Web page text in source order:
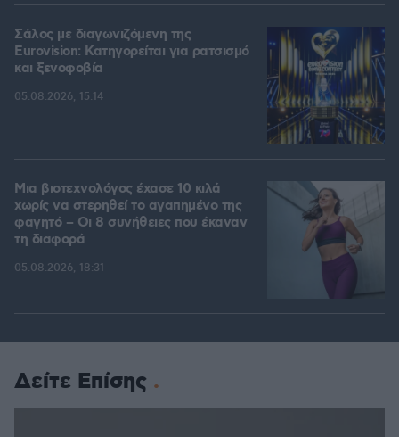
Σάλος με διαγωνιζόμενη της
Eurovision: Κατηγορείται για ρατσισμό
και ξενοφοβία
05.08.2026, 15:14
Μια βιοτεχνολόγος έχασε 10 κιλά
χωρίς να στερηθεί το αγαπημένο της
φαγητό – Οι 8 συνήθειες που έκαναν
τη διαφορά
05.08.2026, 18:31
Δείτε Επίσης